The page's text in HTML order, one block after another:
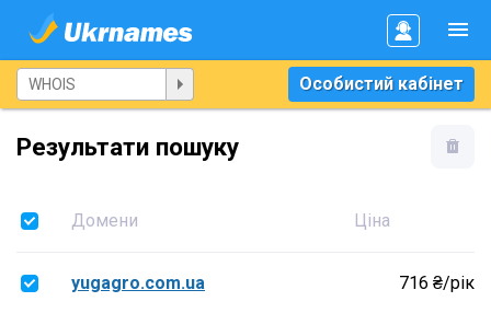
Особистий кабінет
Результати пошуку
Домени Ціна
yugagro.com.ua 716 ₴/рік